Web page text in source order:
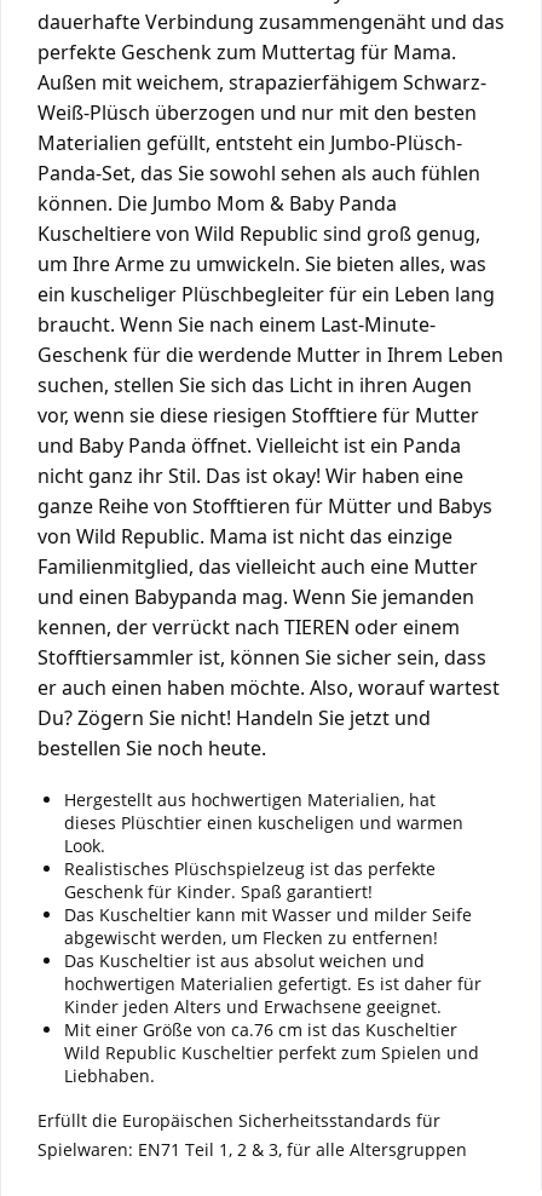
dauerhafte Verbindung zusammengenäht und das
perfekte Geschenk zum Muttertag für Mama.
Außen mit weichem, strapazierfähigem Schwarz-
Weiß-Plüsch überzogen und nur mit den besten
Materialien gefüllt, entsteht ein Jumbo-Plüsch-
Panda-Set, das Sie sowohl sehen als auch fühlen
können. Die Jumbo Mom & Baby Panda
Kuscheltiere von Wild Republic sind groß genug,
um Ihre Arme zu umwickeln. Sie bieten alles, was
ein kuscheliger Plüschbegleiter für ein Leben lang
braucht. Wenn Sie nach einem Last-Minute-
Geschenk für die werdende Mutter in Ihrem Leben
suchen, stellen Sie sich das Licht in ihren Augen
vor, wenn sie diese riesigen Stofftiere für Mutter
und Baby Panda öffnet. Vielleicht ist ein Panda
nicht ganz ihr Stil. Das ist okay! Wir haben eine
ganze Reihe von Stofftieren für Mütter und Babys
von Wild Republic. Mama ist nicht das einzige
Familienmitglied, das vielleicht auch eine Mutter
und einen Babypanda mag. Wenn Sie jemanden
kennen, der verrückt nach TIEREN oder einem
Stofftiersammler ist, können Sie sicher sein, dass
er auch einen haben möchte. Also, worauf wartest
Du? Zögern Sie nicht! Handeln Sie jetzt und
bestellen Sie noch heute.
Hergestellt aus hochwertigen Materialien, hat
dieses Plüschtier einen kuscheligen und warmen
Look.
Realistisches Plüschspielzeug ist das perfekte
Geschenk für Kinder. Spaß garantiert!
Das Kuscheltier kann mit Wasser und milder Seife
abgewischt werden, um Flecken zu entfernen!
Das Kuscheltier ist aus absolut weichen und
hochwertigen Materialien gefertigt. Es ist daher für
Kinder jeden Alters und Erwachsene geeignet.
Mit einer Größe von ca.76 cm ist das Kuscheltier
Wild Republic Kuscheltier perfekt zum Spielen und
Liebhaben.
Erfüllt die Europäischen Sicherheitsstandards für
Spielwaren: EN71 Teil 1, 2 & 3, für alle Altersgruppen